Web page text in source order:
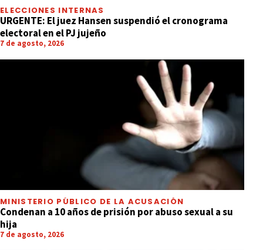
ELECCIONES INTERNAS
URGENTE: El juez Hansen suspendió el cronograma
electoral en el PJ jujeño
7 de agosto, 2026
MINISTERIO PÚBLICO DE LA ACUSACIÓN
Condenan a 10 años de prisión por abuso sexual a su
hija
7 de agosto, 2026